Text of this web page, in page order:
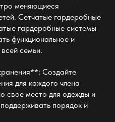
меняющиеся
Сетчатые гардеробные
гардеробные системы
функциональное и
семьи.
Создайте
для каждого члена
свое место для одежды и
порядок и